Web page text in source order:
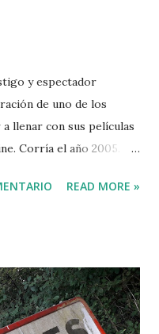
y espectador
de uno de los
llenar con sus películas
Corría el año 2005.
hijo mayor quería
Estudió
y después hizo un
en la ESCAC de
READ MORE »